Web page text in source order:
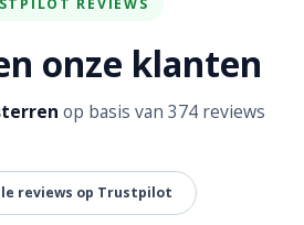
onze klanten
op basis van 374 reviews
reviews op Trustpilot